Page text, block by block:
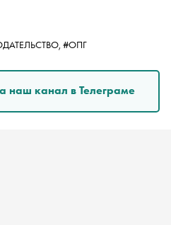
#ОПГ
наш канал в Телеграме